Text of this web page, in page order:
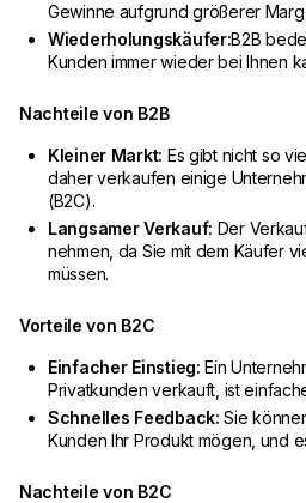
Gewinne aufgrund größerer
Wiederholungskäufer:B2B
Kunden immer wieder bei Ihnen
Nachteile von B2B
Kleiner Markt: Es gibt nicht so
daher verkaufen einige
(B2C).
Langsamer Verkauf: Der
nehmen, da Sie mit dem Käufer
müssen.
Vorteile von B2C
Einfacher Einstieg:Ein
Privatkunden verkauft, ist
Schnelles Feedback:Sie
Kunden Ihr Produkt mögen, und
Nachteile von B2C